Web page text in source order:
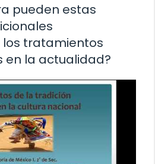
pueden estas
tratamientos
en la actualidad?